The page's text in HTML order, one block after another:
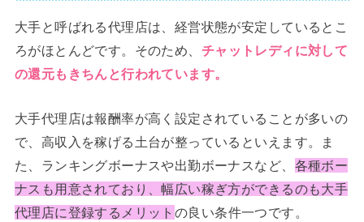
大手と呼ばれる代理店は、経営状態が安定しているとこ
ろがほとんどです。そのため、 チャットレディに対して
の還元もきちんと行われています。
大手代理店は報酬率が高く設定されていることが多いの
で、高収入を稼げる土台が整っているといえます。ま
た、ランキングボーナスや出勤ボーナスなど、 各種ボー
ナスも用意されており、幅広い稼ぎ方ができるのも大手
代理店に登録するメリット の良い条件一つです。